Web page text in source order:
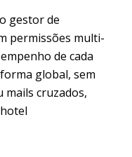
gestor de
permissões multi-
de cada
global, sem
mails cruzados,